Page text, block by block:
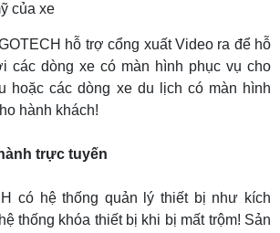
của xe
hỗ trợ cổng xuất Video ra để hỗ
các dòng xe có màn hình phục vụ cho
hoặc các dòng xe du lịch có màn hình
hành khách!
trực tuyến
có hệ thống quản lý thiết bị như kích
thống khóa thiết bị khi bị mất trộm! Sản